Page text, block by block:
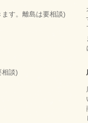
す。離島は要相談)
相談)